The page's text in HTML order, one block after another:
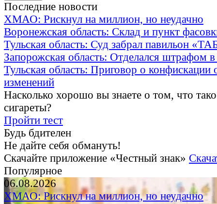
Последние новости
ХМАО: Рискнул на миллион, но неудачно
Воронежская область: Склад и пункт
Тульская область: Суд забрал павильон
Запорожская область: Отделался штрафом
Тульская область: Приговор о конфискации
изменений
Насколько хорошо вы знаете о том, что
сигареты?
Пройти тест
Будь бдителен
Не дайте себя обмануть!
Скачайте приложение «Честный знак»
Популярное
06.08.2026
ХМАО: Рискнул на миллион, но неудачно